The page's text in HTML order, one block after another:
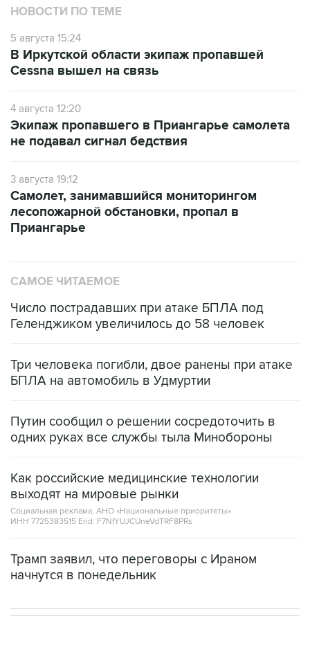
НОВОСТИ ПО ТЕМЕ
5 августа 15:24
В Иркутской области экипаж пропавшей
Cessna вышел на связь
4 августа 12:20
Экипаж пропавшего в Приангарье самолета
не подавал сигнал бедствия
3 августа 19:12
Самолет, занимавшийся мониторингом
лесопожарной обстановки, пропал в
Приангарье
САМОЕ ЧИТАЕМОЕ
Число пострадавших при атаке БПЛА под
Геленджиком увеличилось до 58 человек
Три человека погибли, двое ранены при атаке
БПЛА на автомобиль в Удмуртии
Путин сообщил о решении сосредоточить в
одних руках все службы тыла Минобороны
Как российские медицинские технологии
выходят на мировые рынки
Социальная реклама, АНО «Национальные приоритеты».
ИНН 7725383515 Erid: F7NfYUJCUneVdTRF8PRs
Трамп заявил, что переговоры с Ираном
начнутся в понедельник